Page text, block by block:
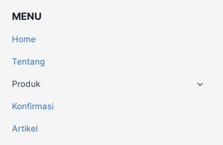
MENU
Home
Tentang
Produk
Konfirmasi
Artikel